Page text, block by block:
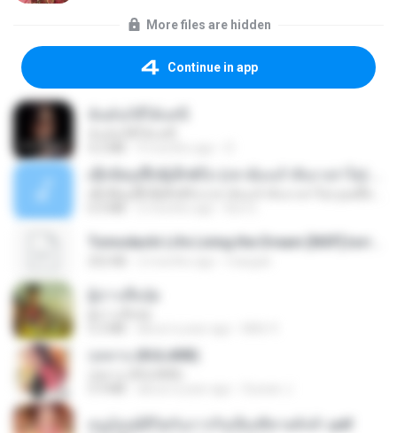
More files are hidden
Continue in app
กุหลาบ (KULARB)
หนูน้อยสู้ชีวิตกับภารกิจเลี้ยงพี่ชายทั้งห้า.pdf